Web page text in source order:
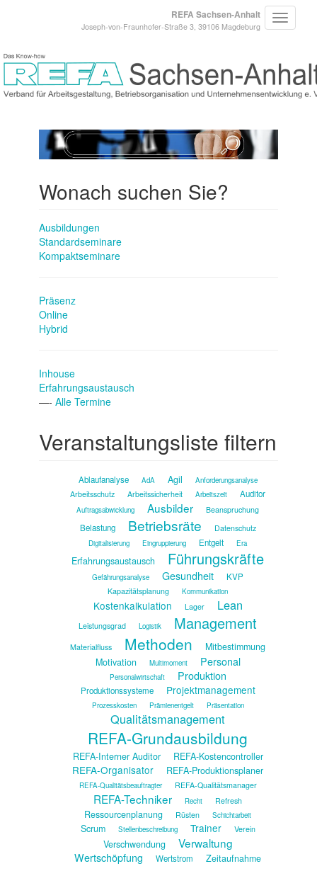
REFA Sachsen-Anhalt
Joseph-von-Fraunhofer-Straße 3, 39106 Magdeburg
Wonach suchen Sie?
Ausbildungen
Standardseminare
Kompaktseminare
Präsenz
Online
Hybrid
Inhouse
Erfahrungsaustausch
—- Alle Termine
Veranstaltungsliste filtern
Ablaufanalyse AdA Agil Anforderungsanalyse
Arbeitsschutz Arbeitssicherheit Arbeitszeit Auditor
Auftragsabwicklung Ausbilder Beanspruchung
Belastung Betriebsräte Datenschutz
Digitalisierung Eingruppierung Entgelt Era
Erfahrungsaustausch Führungskräfte
Gefährungsanalyse Gesundheit KVP
Kapazitätsplanung Kommunikation
Kostenkalkulation Lager Lean
Leistungsgrad Logistik Management
Materialfluss Methoden
Mitbestimmung
Motivation
Multimoment Personal
Personalwirtschaft Produktion
Produktionssysteme Projektmanagement
Prozesskosten Prämienentgelt Präsentation
Qualitätsmanagement
REFA-Grundausbildung
REFA-Interner Auditor REFA-Kostencontroller
REFA-Organisator REFA-Produktionsplaner
REFA-Qualitätsbeauftragter REFA-Qualitätsmanager
REFA-Techniker Recht Refresh
Ressourcenplanung Rüsten Schichtarbeit
Scrum Stellenbeschreibung Trainer Verein
Verschwendung Verwaltung
Wertschöpfung Wertstrom Zeitaufnahme